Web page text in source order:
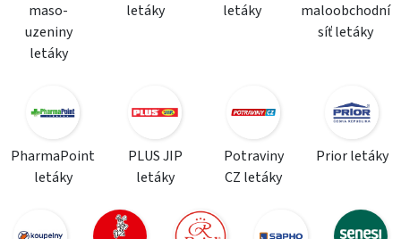
maso-
uzeniny
letáky
letáky
letáky
maloobchodní
síť letáky
PharmaPoint
letáky
PLUS JIP
letáky
Potraviny
CZ letáky
Prior letáky